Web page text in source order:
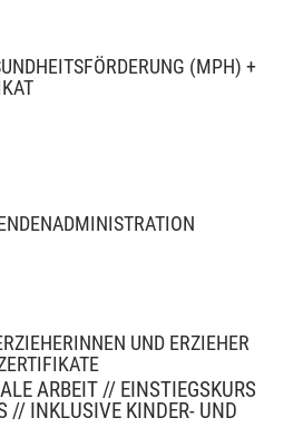
(MPH) +
UND ERZIEHER
ARBEIT // EINSTIEGSKURS
// INKLUSIVE KINDER- UND